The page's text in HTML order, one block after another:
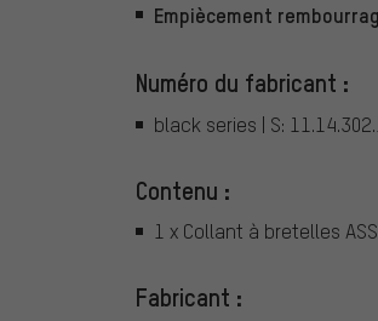
Empiècement
Numéro du fabricant :
black series | S:
Contenu :
1 x Collant à bretelles
Fabricant :